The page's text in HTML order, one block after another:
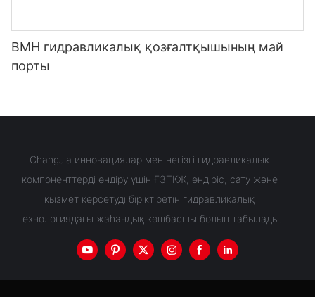
BMH гидравликалық қозғалтқышының май
порты
ChangJia инновациялар мен негізгі гидравликалық
компоненттерді өндіру үшін ҒЗТКЖ, өндіріс, сату және
қызмет көрсетуді біріктіретін гидравликалық
технологиядағы жаһандық көшбасшы болып табылады.